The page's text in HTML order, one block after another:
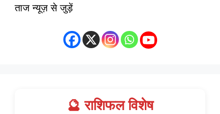
ताज न्यूज़ से जुड़ें
🔮 राशिफल विशेष